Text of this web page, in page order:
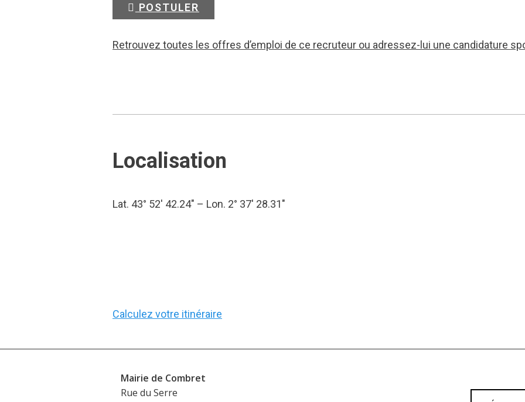
POSTULER
Retrouvez toutes les offres d’emploi de ce recruteur ou adressez-lui une candidature
Localisation
Lat. 43° 52′ 42.24″ – Lon. 2° 37′ 28.31″
Calculez votre itinéraire
Mairie de Combret
Rue du Serre